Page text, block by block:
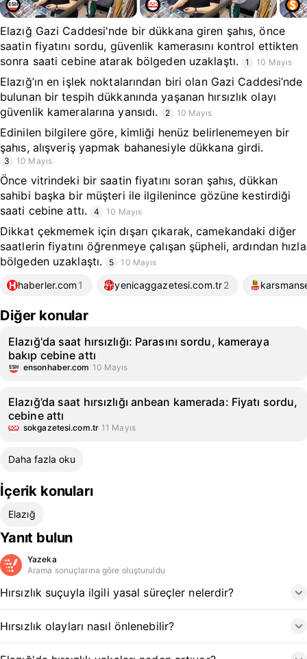
Elazığ Gazi Caddesi'nde bir dükkana giren şahıs, önce
saatin fiyatını sordu, güvenlik kamerasını kontrol ettikten
sonra saati cebine atarak bölgeden uzaklaştı.
1 10 Mayıs
Elazığ’ın en işlek noktalarından biri olan Gazi Caddesi’nde
bulunan bir tespih dükkanında yaşanan hırsızlık olayı
güvenlik kameralarına yansıdı.
2 10 Mayıs
Edinilen bilgilere göre, kimliği henüz belirlenemeyen bir
şahıs, alışveriş yapmak bahanesiyle dükkana girdi.
3 10 Mayıs
Önce vitrindeki bir saatin fiyatını soran şahıs, dükkan
sahibi başka bir müşteri ile ilgilenince gözüne kestirdiği
saati cebine attı.
4 10 Mayıs
Dikkat çekmemek için dışarı çıkarak, camekandaki diğer
saatlerin fiyatını öğrenmeye çalışan şüpheli, ardından hızla
bölgeden uzaklaştı.
5 10 Mayıs
haberler.com 1 yenicaggazetesi.com.tr2
Diğer konular
Elazığ'da saat hırsızlığı: Parasını sordu, kameraya
bakıp cebine attı
ensonhaber.com 10 Mayıs
Elazığ’da saat hırsızlığı anbean kamerada: Fiyatı sordu,
cebine attı
sokgazetesi.com.tr 11 Mayıs
Daha fazla oku
İçerik konuları
Elazığ
Yanıt bulun
Yazeka
Arama sonuçlarına göre oluşturuldu
Hırsızlık suçuyla ilgili yasal süreçler nelerdir?
Hırsızlık olayları nasıl önlenebilir?